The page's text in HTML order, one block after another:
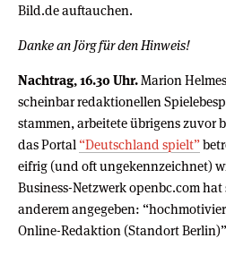
Bild.de auftauchen.
Danke an Jörg für den Hinweis!
Nachtrag, 16.30 Uhr.Marion
scheinbar redaktionellen
stammen, arbeitete übrigens zuvor
das Portal “Deutschland spielt”
eifrig (und oft ungekennzeichnet)
Business-Netzwerk openbc.com
anderem angegeben:
Online-Redaktion (Standort